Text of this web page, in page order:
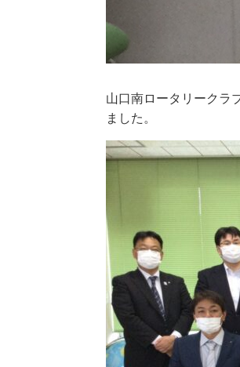
山口南ロータリークラ
ました。